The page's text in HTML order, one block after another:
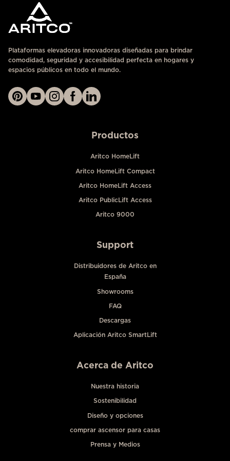
Plataformas elevadoras innovadoras diseñadas para brindar
comodidad, seguridad y accesibilidad perfecta en hogares y
espacios públicos en todo el mundo.
Productos
Aritco HomeLift
Aritco HomeLift Compact
Aritco HomeLift Access
Aritco PublicLift Access
Aritco 9000
Support
Distribuidores de Aritco en
España
Showrooms
FAQ
Descargas
Aplicación Aritco SmartLift
Acerca de Aritco
Nuestra historia
Sostenibilidad
Diseño y opciones
comprar ascensor para casas
Prensa y Medios